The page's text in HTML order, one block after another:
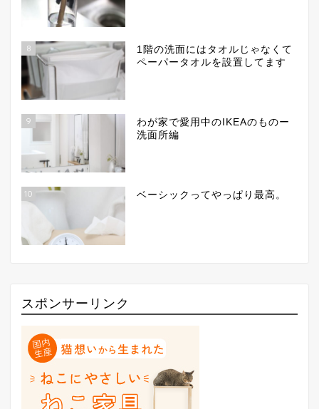
8
1階の洗面にはタオルじゃなくて
ペーパータオルを設置してます
9
わが家で愛用中のIKEAのものー
洗面所編
10 ベーシックってやっぱり最高。
スポンサーリンク